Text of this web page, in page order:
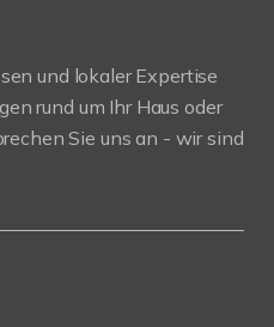
und lokaler Expertise
rund um Ihr Haus oder
Sie uns an - wir sind